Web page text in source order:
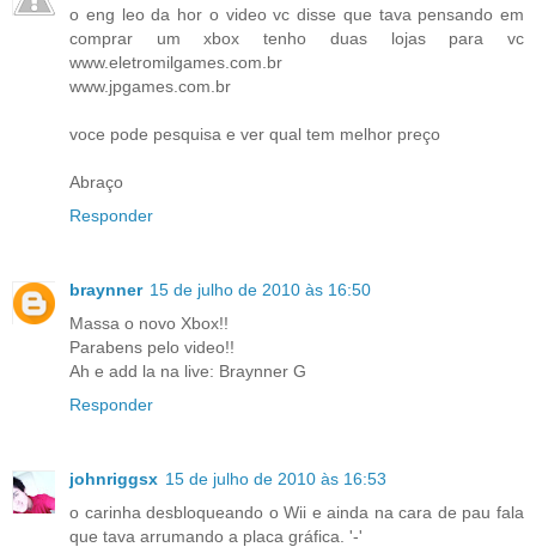
o eng leo da hor o video vc disse que tava pensando em
comprar um xbox tenho duas lojas para vc
www.eletromilgames.com.br
www.jpgames.com.br
voce pode pesquisa e ver qual tem melhor preço
Abraço
Responder
braynner 15 de julho de 2010 às 16:50
Massa o novo Xbox!!
Parabens pelo video!!
Ah e add la na live: Braynner G
Responder
johnriggsx 15 de julho de 2010 às 16:53
o carinha desbloqueando o Wii e ainda na cara de pau fala
que tava arrumando a placa gráfica. '-'